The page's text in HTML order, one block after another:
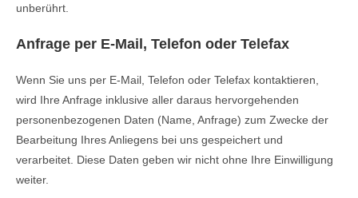
unberührt.
Anfrage per E-Mail, Telefon oder Telefax
Wenn Sie uns per E-Mail, Telefon oder Telefax kontaktieren,
wird Ihre Anfrage inklusive aller daraus hervorgehenden
personenbezogenen Daten (Name, Anfrage) zum Zwecke der
Bearbeitung Ihres Anliegens bei uns gespeichert und
verarbeitet. Diese Daten geben wir nicht ohne Ihre Einwilligung
weiter.